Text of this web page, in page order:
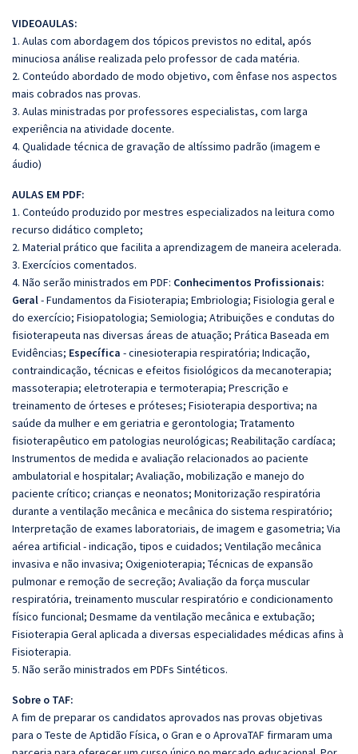
VIDEOAULAS:
1. Aulas com abordagem dos tópicos previstos no edital, após
minuciosa análise realizada pelo professor de cada matéria.
2. Conteúdo abordado de modo objetivo, com ênfase nos aspectos
mais cobrados nas provas.
3. Aulas ministradas por professores especialistas, com larga
experiência na atividade docente.
4. Qualidade técnica de gravação de altíssimo padrão (imagem e
áudio)
AULAS EM PDF:
1. Conteúdo produzido por mestres especializados na leitura como
recurso didático completo;
2. Material prático que facilita a aprendizagem de maneira acelerada.
3. Exercícios comentados.
4. Não serão ministrados em PDF: Conhecimentos Profissionais:
Geral- Fundamentos da Fisioterapia; Embriologia; Fisiologia geral e
do exercício; Fisiopatologia; Semiologia; Atribuições e condutas do
fisioterapeuta nas diversas áreas de atuação; Prática Baseada em
Evidências; Específica - cinesioterapia respiratória; Indicação,
contraindicação, técnicas e efeitos fisiológicos da mecanoterapia;
massoterapia; eletroterapia e termoterapia; Prescrição e
treinamento de órteses e próteses; Fisioterapia desportiva; na
saúde da mulher e em geriatria e gerontologia; Tratamento
fisioterapêutico em patologias neurológicas; Reabilitação cardíaca;
Instrumentos de medida e avaliação relacionados ao paciente
ambulatorial e hospitalar; Avaliação, mobilização e manejo do
paciente crítico; crianças e neonatos; Monitorização respiratória
durante a ventilação mecânica e mecânica do sistema respiratório;
Interpretação de exames laboratoriais, de imagem e gasometria; Via
aérea artificial - indicação, tipos e cuidados; Ventilação mecânica
invasiva e não invasiva; Oxigenioterapia; Técnicas de expansão
pulmonar e remoção de secreção; Avaliação da força muscular
respiratória, treinamento muscular respiratório e condicionamento
físico funcional; Desmame da ventilação mecânica e extubação;
Fisioterapia Geral aplicada a diversas especialidades médicas afins à
Fisioterapia.
5. Não serão ministrados em PDFs Sintéticos.
Sobre o TAF:
A fim de preparar os candidatos aprovados nas provas objetivas
para o Teste de Aptidão Física, o Gran e o AprovaTAF firmaram uma